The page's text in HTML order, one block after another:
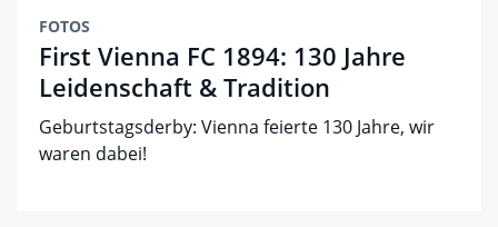
FOTOS
First Vienna FC 1894: 130 Jahre
Leidenschaft & Tradition
Geburtstagsderby: Vienna feierte 130 Jahre, wir
waren dabei!